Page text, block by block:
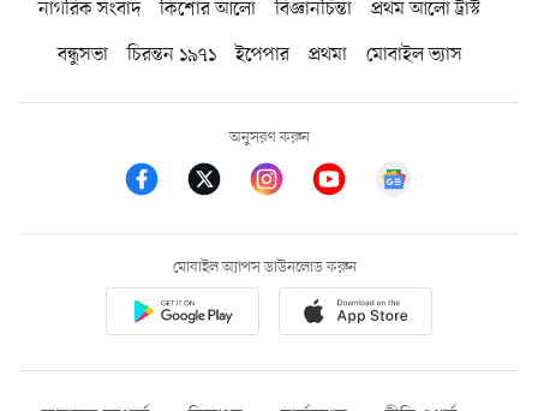
নাগরিক সংবাদ কিশোর আলো বিজ্ঞানচিন্তা
প্রথম আলো ট্রাস্ট
বন্ধুসভা
চিরন্তন ১৯৭১ ইপেপার প্রথমা মোবাইল ভ্যাস
অনুসরণ করুন
মোবাইল অ্যাপস ডাউনলোড করুন